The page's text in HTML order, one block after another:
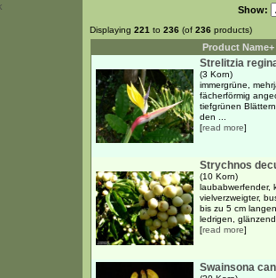
Show:
Displaying 221 to 236 (of 236 products)
Product Name+
Strelitzia
(3 Korn)
immergrüne,
fächerförmig
tiefgrünen
den ...
[read more]
Strychnos
(10 Korn)
laubabwerfender,
vielverzweigter,
bis zu 5 cm
ledrigen,
[read more]
Swainsona